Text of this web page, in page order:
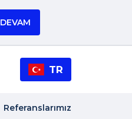
DEVAM
TR
Referanslarımız